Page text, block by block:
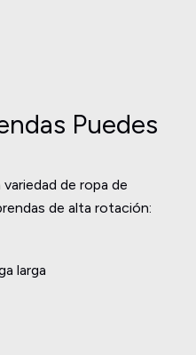
Puedes
de ropa de
de alta rotación:
larga